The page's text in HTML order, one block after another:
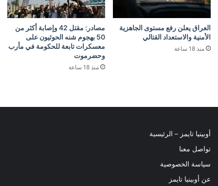
العراق يعلن رفع مستوى الجاهزية
الأمنية والاستعداد القتالي
منذ 18 ساعة
مصادر: مقتل 42 وإصابة أكثر من
50 بهجوم شنه الحوثيون على
معسكرات تابعة للحكومة في مأرب
وحضرموت
منذ 18 ساعة
أوبينيا تايمز – الرئيسية
تواصل معنا
سياسة الخصوصية
عن أوبينيا تايمز